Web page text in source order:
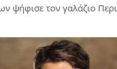
ψήφισε τον γαλάζιο